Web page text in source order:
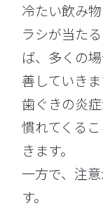
冷たい飲み
ラシが当た
ば、多くの
善していきま
歯ぐきの炎
慣れてくる
きます。
一方で、注
す。